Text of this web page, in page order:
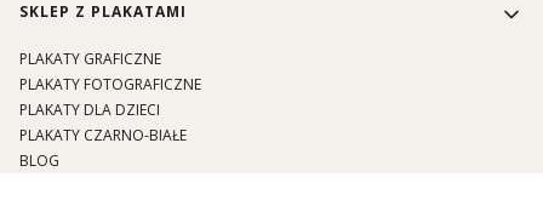
SKLEP Z PLAKATAMI
PLAKATY GRAFICZNE
PLAKATY FOTOGRAFICZNE
PLAKATY DLA DZIECI
PLAKATY CZARNO-BIAŁE
BLOG